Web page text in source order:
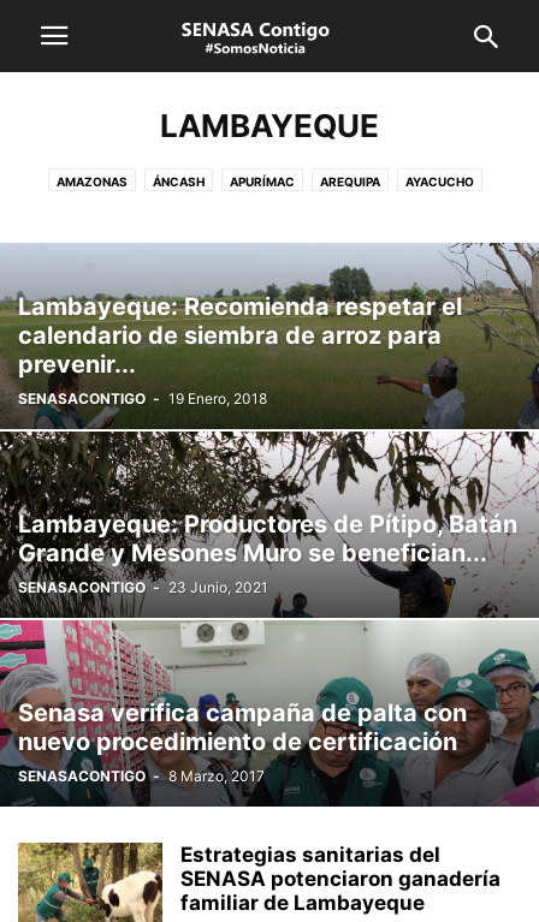
LAMBAYEQUE
AMAZONAS ÁNCASH APURÍMAC AREQUIPA AYACUCHO
LA LIBERTAD LAMBAYEQUE LIMA CALLAO LORETO
PASCO PIURA
SAN MARTÍN SENASA TACNA TUMBES UCAYALI VRAEM
Lambayeque: Recomienda respetar el
calendario de siembra de arroz para
prevenir...
SENASACONTIGO - 19 Enero, 2018
Lambayeque: Productores de Pítipo, Batán
Grande y Mesones Muro se benefician...
SENASACONTIGO - 23 Junio, 2021
Senasa verifica campaña de palta con
nuevo procedimiento de certificación
SENASACONTIGO - 8 Marzo, 2017
Estrategias sanitarias del
SENASA potenciaron ganadería
familiar de Lambayeque